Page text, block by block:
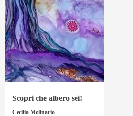
Scopri che albero sei!
Cecilia Molinario